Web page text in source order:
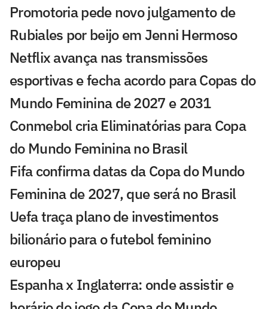
Promotoria pede novo julgamento de
Rubiales por beijo em Jenni Hermoso
Netflix avança nas transmissões
esportivas e fecha acordo para Copas do
Mundo Feminina de 2027 e 2031
Conmebol cria Eliminatórias para Copa
do Mundo Feminina no Brasil
Fifa confirma datas da Copa do Mundo
Feminina de 2027, que será no Brasil
Uefa traça plano de investimentos
bilionário para o futebol feminino
europeu
Espanha x Inglaterra: onde assistir e